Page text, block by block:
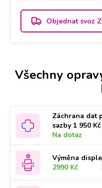
Objednat svoz
Všechny
Záchrana dat
sazby 1 950
Na dotaz
Výměna
2990 Kč